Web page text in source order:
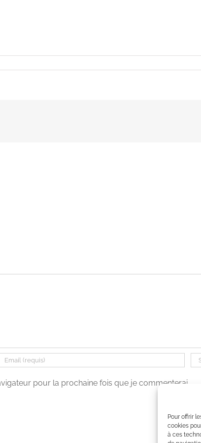
Pour offrir
cookies
à ces
pour la prochaine fois que je commenterai.